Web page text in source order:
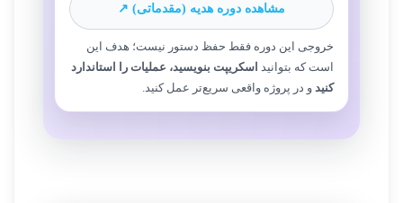
مشاهده دوره هدیه (مقدماتی) ↗
خروجی این دوره فقط حفظ دستور نیست؛ هدف این
است که بتوانید اسکریپت بنویسید، عملیات را استاندارد
کنیدو در پروژه واقعی سریع‌تر عمل کنید.